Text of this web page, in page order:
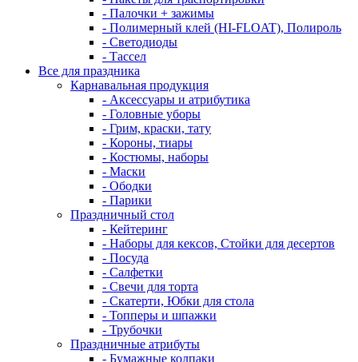
- Палочки + зажимы
- Полимерный клей (HI-FLOAT), Полироль
- Светодиоды
- Тассел
Все для праздника
Карнавальная продукция
- Аксессуары и атрибутика
- Головные уборы
- Грим, краски, тату
- Короны, тиары
- Костюмы, наборы
- Маски
- Ободки
- Парики
Праздничный стол
- Кейтеринг
- Наборы для кексов, Стойки для десертов
- Посуда
- Салфетки
- Свечи для торта
- Скатерти, Юбки для стола
- Топперы и шпажки
- Трубочки
Праздничные атрибуты
- Бумажные колпаки